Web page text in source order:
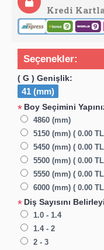
Kredi
Seçenekler:
( G ) Genişlik:
41 (mm)
* Boy Seçimini
4860 (mm)
5150 (mm) ( 0.00
5450 (mm) ( 0.00
5500 (mm) ( 0.00
5550 (mm) ( 0.00
6000 (mm) ( 0.00
* Diş Sayısını
1.0 - 1.4
1.4 - 2
2 - 3